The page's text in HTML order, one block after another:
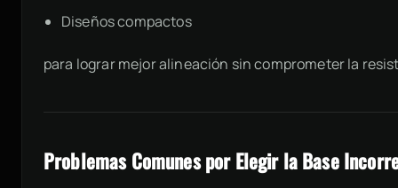
Diseños compactos
para lograr mejor alineación sin comprometer la
Problemas Comunes por Elegir la Base